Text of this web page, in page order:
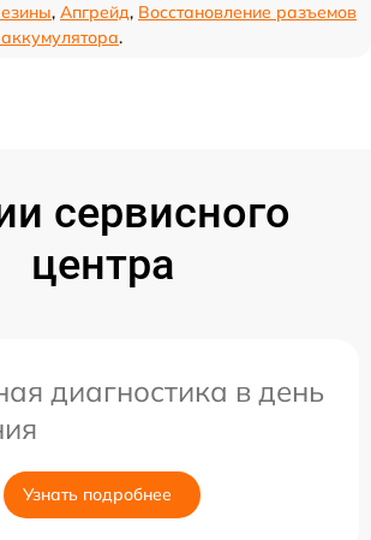
, Апгрейд, Восстановление разъемов
.
сервисного
центра
диагностика в день
Узнать подробнее